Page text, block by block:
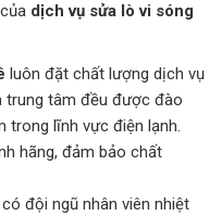
dịch vụ sửa lò vi sóng
luôn đặt chất lượng dịch vụ
trung tâm đều được đào
trong lĩnh vực điện lạnh.
hãng, đảm bảo chất
có đội ngũ nhân viên nhiệt